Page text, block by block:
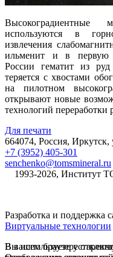
Высокоградиентные
используются в
извлечения
ильменит и в первую
России гематит из
теряется с хвостами
на пилотном
открывают новые
технологий переработки
Для печати
664074, Россия,
+7 (3952) 405-301
senchenko@tomsmineral.ru
1993-2026, Институт
Разработка и поддержка
Виртуальные технологии
В вашем браузере
Вы используете